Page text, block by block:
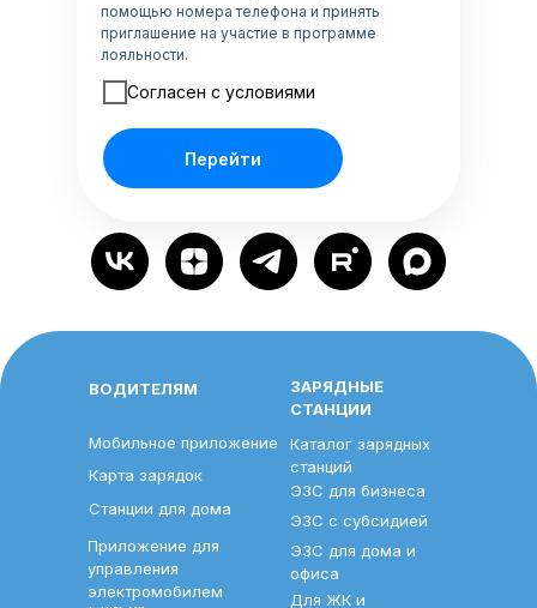
помощью номера телефона и принять
приглашение на участие в программе
лояльности.
Согласен с условиями
Перейти
Мобильное приложение
Карта зарядок
Станции для дома
Приложение для
управления
электромобилем
ЭЗС для дома и
офиса
ЭЗС с субсидией
ЭЗС для бизнеса
Каталог зарядных
станций
ВОДИТЕЛЯМ
ЗАРЯДНЫЕ
СТАНЦИИ
Для ЖК и